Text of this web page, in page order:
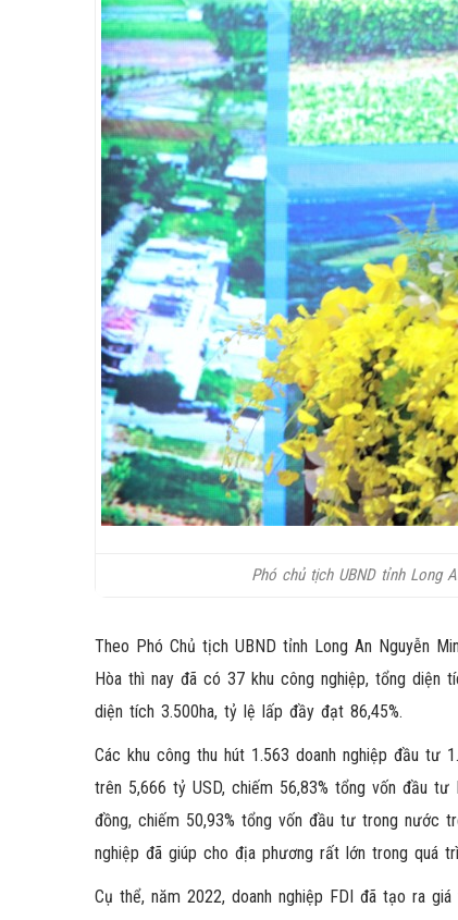
Phó chủ tịch UBND tỉnh Long
Theo Phó Chủ tịch UBND tỉnh Long An Nguyễn
Hòa thì nay đã có 37 khu công nghiệp, tổng diện
diện tích 3.500ha, tỷ lệ lấp đầy đạt 86,45%.
Các khu công thu hút 1.563 doanh nghiệp đầu
trên 5,666 tỷ USD, chiếm 56,83% tổng vốn đầu
đồng, chiếm 50,93% tổng vốn đầu tư trong nước
nghiệp đã giúp cho địa phương rất lớn trong quá
Cụ thể, năm 2022, doanh nghiệp FDI đã tạo ra